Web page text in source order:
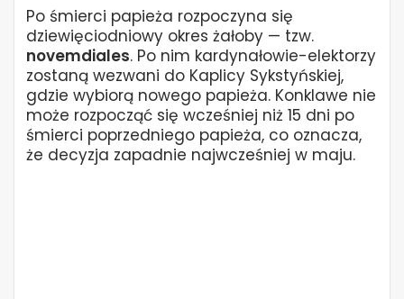
Po śmierci papieża rozpoczyna się
dziewięciodniowy okres żałoby — tzw.
novemdiales. Po nim kardynałowie-elektorzy
zostaną wezwani do Kaplicy Sykstyńskiej,
gdzie wybiorą nowego papieża. Konklawe nie
może rozpocząć się wcześniej niż 15 dni po
śmierci poprzedniego papieża, co oznacza,
że decyzja zapadnie najwcześniej w maju.